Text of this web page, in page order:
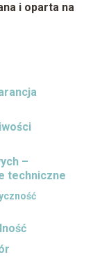
i oparta na
–
techniczne